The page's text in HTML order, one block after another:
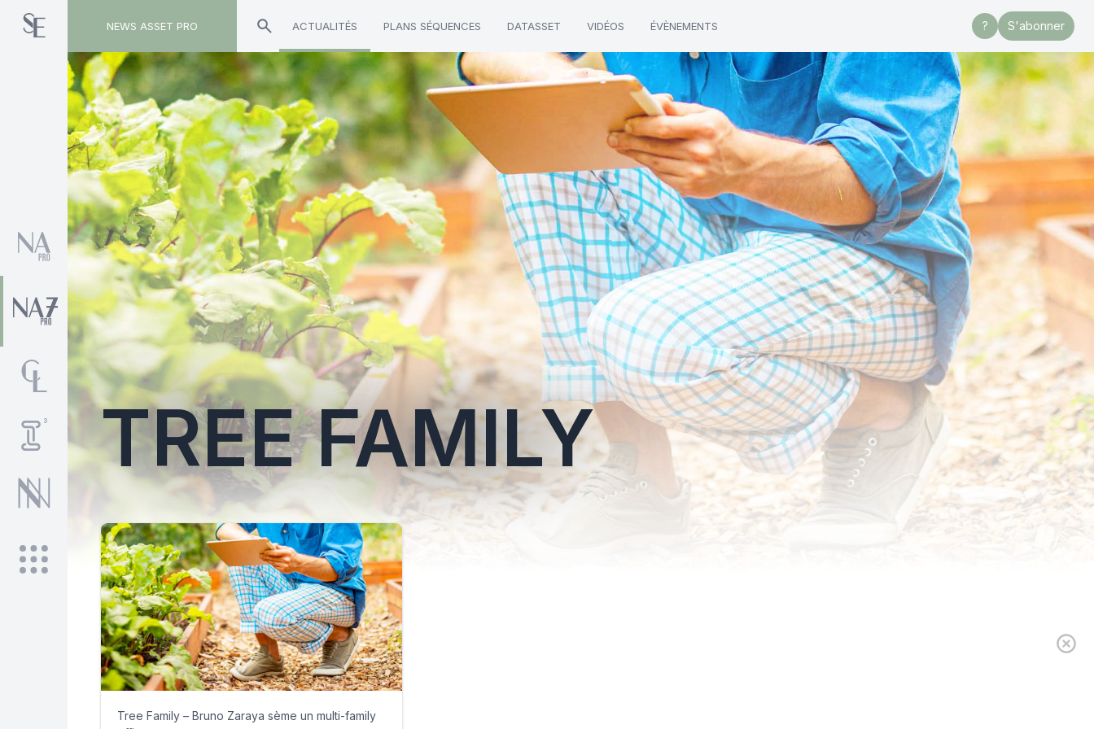
NEWS ASSET PRO ACTUALITÉS PLANS SÉQUENCES DATASSET VIDÉOS ÉVÈNEMENTS ? S'abonner
Toute l'actualité sur le tag "Tree Family"
TREE FAMILY
Tree Family – Bruno Zaraya sème un multi-family